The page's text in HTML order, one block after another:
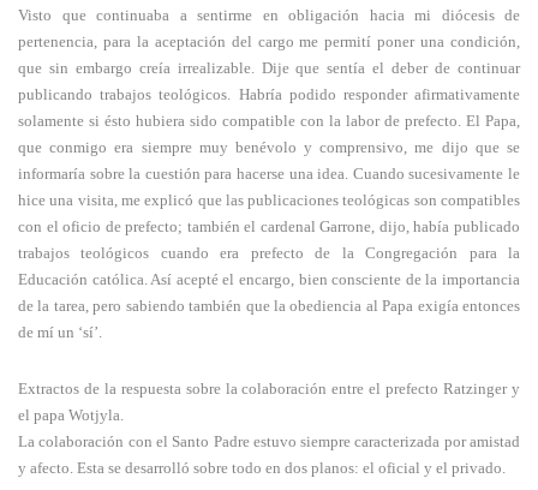
Visto que continuaba a sentirme en obligación hacia mi diócesis de
pertenencia, para la aceptación del cargo me permití poner una condición,
que sin embargo creía irrealizable. Dije que sentía el deber de continuar
publicando trabajos teológicos. Habría podido responder afirmativamente
solamente si ésto hubiera sido compatible con la labor de prefecto. El Papa,
que conmigo era siempre muy benévolo y comprensivo, me dijo que se
informaría sobre la cuestión para hacerse una idea. Cuando sucesivamente le
hice una visita, me explicó que las publicaciones teológicas son compatibles
con el oficio de prefecto; también el cardenal Garrone, dijo, había publicado
trabajos teológicos cuando era prefecto de la Congregación para la
Educación católica. Así acepté el encargo, bien consciente de la importancia
de la tarea, pero sabiendo también que la obediencia al Papa exigía entonces
de mí un ‘sí’.
Extractos de la respuesta sobre la colaboración entre el prefecto Ratzinger y
el papa Wotjyla.
La colaboración con el Santo Padre estuvo siempre caracterizada por amistad
y afecto. Esta se desarrolló sobre todo en dos planos: el oficial y el privado.